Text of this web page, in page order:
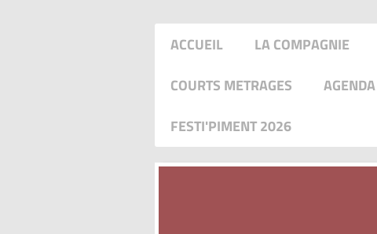
ACCUEIL LA COMPAGNIE
COURTS METRAGES
AGENDA
FESTI'PIMENT 2026